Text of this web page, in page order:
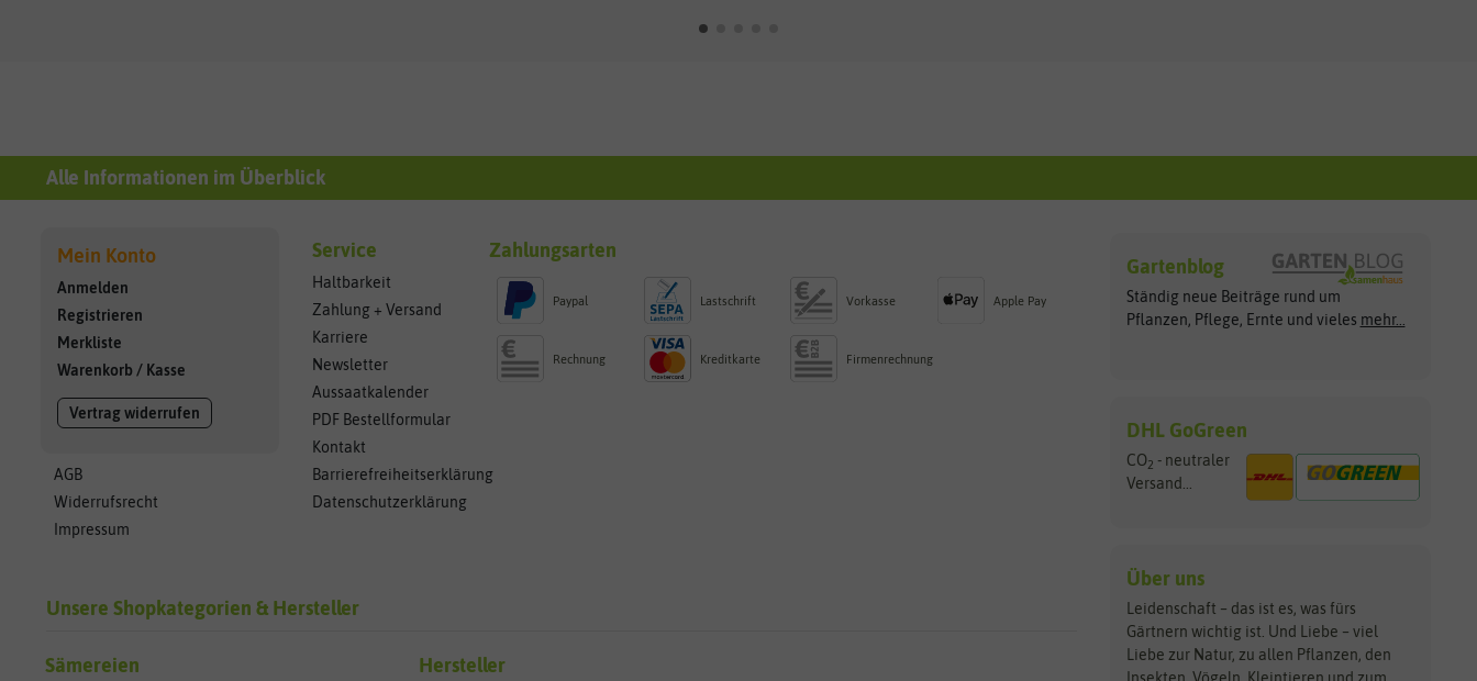
Alle Informationen im Überblick
Mein Konto
Anmelden
Registrieren
Merkliste
Warenkorb / Kasse
Vertrag widerrufen
AGB
Widerrufsrecht
Impressum
Service
Haltbarkeit
Zahlung + Versand
Karriere
Newsletter
Aussaatkalender
PDF Bestellformular
Kontakt
Barrierefreiheitserklärung
Datenschutzerklärung
Zahlungsarten
Paypal Lastschrift Vorkasse Apple Pay
Rechnung Kreditkarte Firmenrechnung
Unsere Shopkategorien & Hersteller
Sämereien Hersteller
Gartenblog
Ständig neue Beiträge rund um
Pflanzen, Pflege, Ernte und vieles mehr...
DHL GoGreen
CO2 - neutraler
Versand...
Über uns
Leidenschaft – das ist es, was fürs
Gärtnern wichtig ist. Und Liebe – viel
Liebe zur Natur, zu allen Pflanzen, den